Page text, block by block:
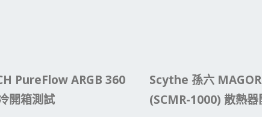
PureFlow ARGB 360
開箱測試
Scythe 孫六
(SCMR-1000) 散熱器